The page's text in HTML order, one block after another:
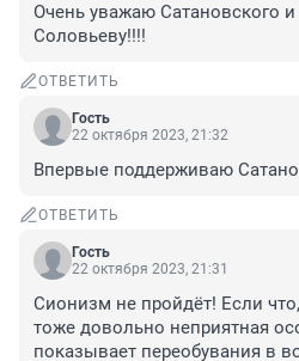
Очень уважаю Сатановского
Соловьеву!!!!
ОТВЕТИТЬ
Гость
22 октября 2023, 21:32
Впервые поддерживаю
ОТВЕТИТЬ
Гость
22 октября 2023, 21:31
Сионизм не пройдёт! Если что,
тоже довольно неприятная
показывает переобувания в